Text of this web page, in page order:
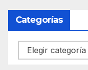
Categorías
Categorías